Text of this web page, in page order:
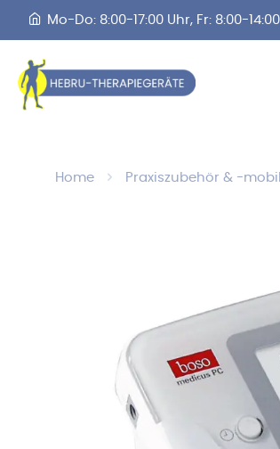
Mo-Do: 8:00-17:00 Uhr, Fr: 8:00-
Home Praxiszubehör & -